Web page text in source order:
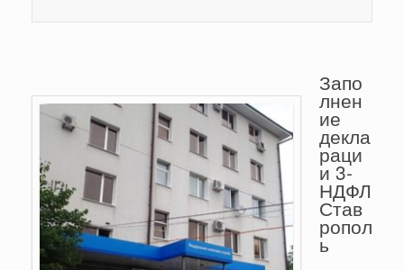
Запо
лнен
ие
декла
раци
и 3-
НДФЛ
Став
ропол
ь